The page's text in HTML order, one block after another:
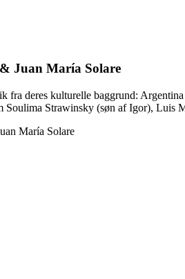
Juan María Solare
fra deres kulturelle baggrund:
Soulima Strawinsky (søn af Igor), Luis